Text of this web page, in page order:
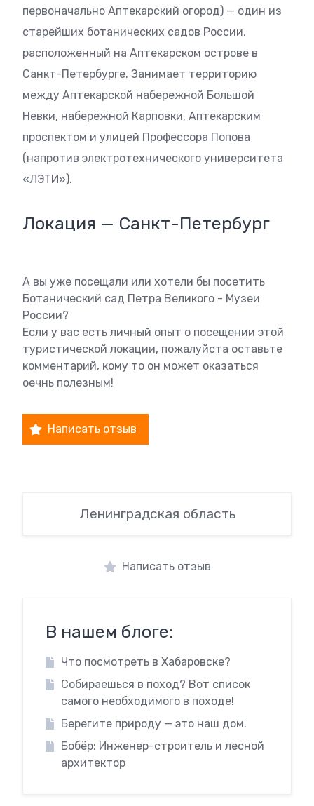
первоначально Аптекарский огород) — один из
старейших ботанических садов России,
расположенный на Аптекарском острове в
Санкт-Петербурге. Занимает территорию
между Аптекарской набережной Большой
Невки, набережной Карповки, Аптекарским
проспектом и улицей Профессора Попова
(напротив электротехнического университета
«ЛЭТИ»).
Локация — Санкт-Петербург
А вы уже посещали или хотели бы посетить
Ботанический сад Петра Великого - Музеи
России?
Если у вас есть личный опыт о посещении этой
туристической локации, пожалуйста оставьте
комментарий, кому то он может оказаться
оечнь полезным!
Написать отзыв
Ленинградская область
Написать отзыв
В нашем блоге:
Что посмотреть в Хабаровске?
Собираешься в поход? Вот список
самого необходимого в походе!
Берегите природу — это наш дом.
Бобёр: Инженер-строитель и лесной
архитектор